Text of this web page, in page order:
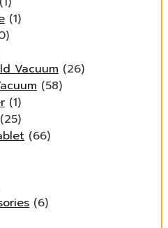
(1)
Vacuum (26)
(58)
(1)
(25)
(66)
(6)